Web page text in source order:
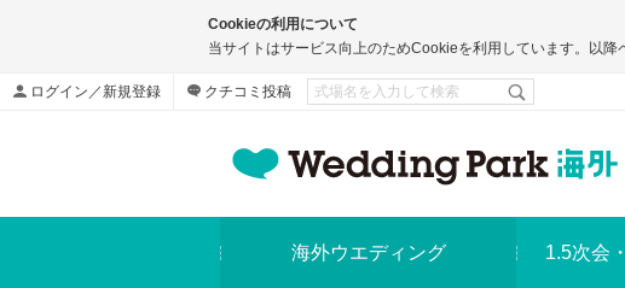
Cookieの利用について
当サイトはサービス向上のためCookieを利用しています。以
ログイン／新規登録 クチコミ投稿
海外ウエディング 1.5次会